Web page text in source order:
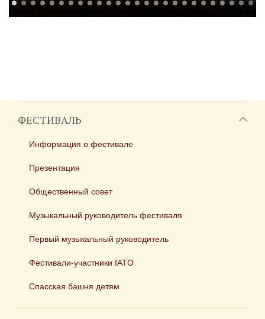
ФЕСТИВАЛЬ
Информация о фестивале
Презентация
Общественный совет
Музыкальный руководитель фестиваля
Первый музыкальный руководитель
Фестивали-участники IATO
Спасская башня детям